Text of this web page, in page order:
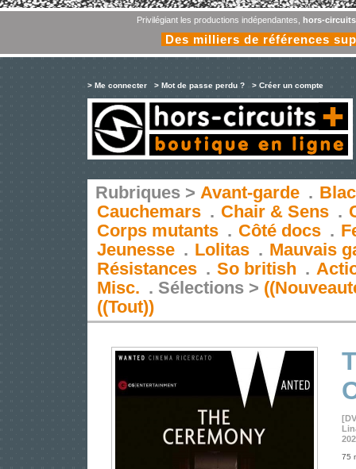
Privilégiant les productions indépendantes, hors-
Des milliers de références
> Me connecter > Mot de passe perdu ? > Créer un compte
Rubriques > Avant-garde .
Cauchemars . Chair & Sens .
Corps mutants . Côté docs .
Jeunesse . Lolitas . Mauvais
Résistances . So british .
Misc. . Sélections >
((Tout))
75